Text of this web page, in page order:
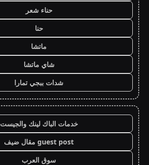
حناء شعر
حنا
ماتشا
شاي ماتشا
شدات ببجي تمارا
خدمات الباك لينك والجيست
guest post مقال ضيف
سوق العرب